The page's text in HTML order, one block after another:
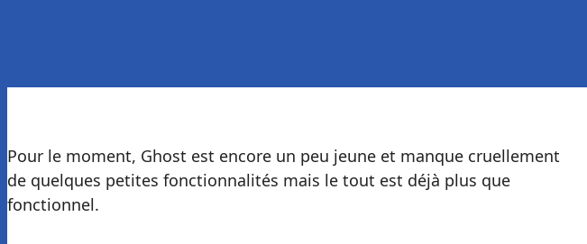
Pour le moment, Ghost est encore un peu jeune et manque cruellement
de quelques petites fonctionnalités mais le tout est déjà plus que
fonctionnel.